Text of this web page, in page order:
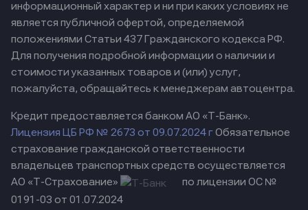
информационный характер и ни при каких условиях не
является публичной офертой, определяемой
положениями Статьи 437 Гражданского кодекса РФ.
Для получения подробной информации о наличии и
стоимости указанных товаров и (или) услуг,
пожалуйста, обращайтесь к менеджерам автоцентра.
Кредит предоставляется банком АО «Т-Банк».
Лицензия ЦБ РФ № 2673 от 09.07.2024 гОбязательное
страхование гражданской ответственности
владельцев транспортных средств осуществляется
АО «Т-Страхование»
по лицензии ОС №
0191-03 от 01.07.2024